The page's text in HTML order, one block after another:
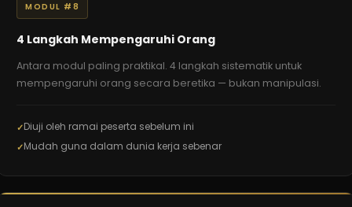
MODUL #8
4 Langkah Mempengaruhi Orang
Antara modul paling praktikal. 4 langkah sistematik untuk
mempengaruhi orang secara beretika — bukan manipulasi.
Diuji oleh ramai peserta sebelum ini
Mudah guna dalam dunia kerja sebenar